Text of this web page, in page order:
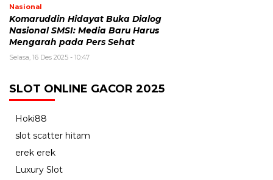
Nasional
Komaruddin Hidayat Buka Dialog
Nasional SMSI: Media Baru Harus
Mengarah pada Pers Sehat
Selasa, 16 Des 2025 - 10:47
SLOT ONLINE GACOR 2025
Hoki88
slot scatter hitam
erek erek
Luxury Slot